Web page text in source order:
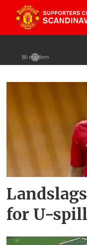
Bli medlem
Tag:
josh
doughty
for U-